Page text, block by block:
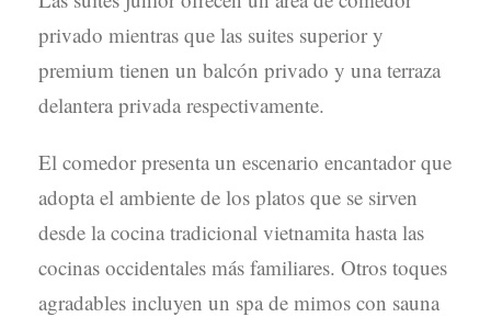
privado mientras que las suites superior y
premium tienen un balcón privado y una terraza
delantera privada respectivamente.
El comedor presenta un escenario encantador que
adopta el ambiente de los platos que se sirven
desde la cocina tradicional vietnamita hasta las
cocinas occidentales más familiares. Otros toques
agradables incluyen un spa de mimos con sauna